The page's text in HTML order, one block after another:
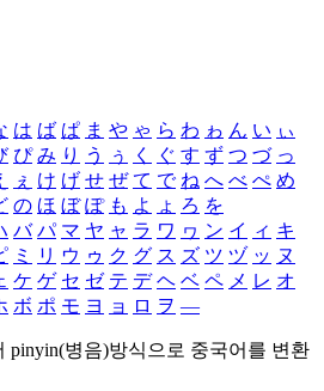
は ば ぱ ま や ゃ ら わ ゎ ん い ぃ
ぴ み り う ぅ く ぐ す ず つ づ っ
ぇ け げ せ ぜ て で ね へ べ ぺ め
の ほ ぼ ぽ も よ ょ ろ を
バ パ マ ヤ ャ ラ ワ ヮ ン イ ィ キ
ミ リ ウ ゥ ク グ ス ズ ツ ヅ ッ ヌ
ケ ゲ セ ゼ テ デ ヘ ベ ペ メ レ オ
ボ ポ モ ヨ ョ ロ ヲ ―
pinyin(병음)방식으로 중국어를 변환